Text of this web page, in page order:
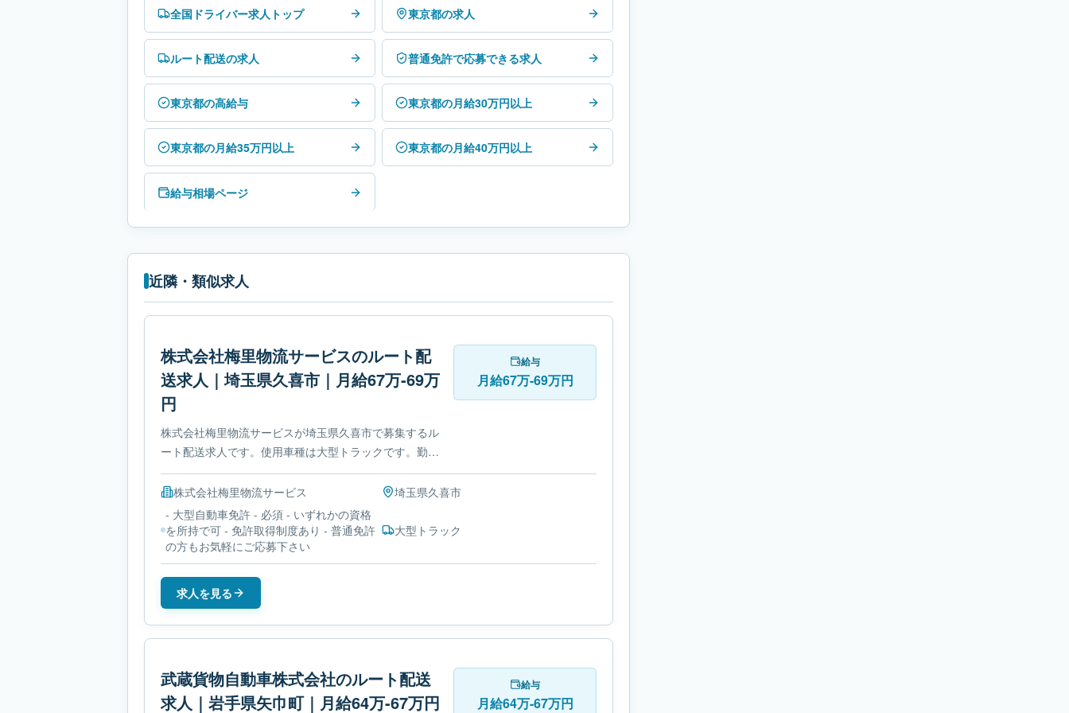
全国ドライバー求人トップ 東京都の求人
ルート配送の求人 普通免許で応募できる求人
東京都の高給与 東京都の月給30万円以上
東京都の月給35万円以上 東京都の月給40万円以上
給与相場ページ
近隣・類似求人
株式会社梅里物流サービスのルート配
送求人｜埼玉県久喜市｜月給67万-69万
円
株式会社梅里物流サービスが埼玉県久喜市で募集するル
ート配送求人です。使用車種は大型トラックです。勤務
時間は- 残業ありです。必要免許は- 大型自動車免許で
す。
給与
月給67万-69万円
株式会社梅里物流サービス 埼玉県久喜市
- 大型自動車免許 - 必須 - いずれかの資格
を所持で可 - 免許取得制度あり - 普通免許
の方もお気軽にご応募下さい
大型トラック
求人を見る
武蔵貨物自動車株式会社のルート配送
求人｜岩手県矢巾町｜月給64万-67万円
給与
月給64万-67万円